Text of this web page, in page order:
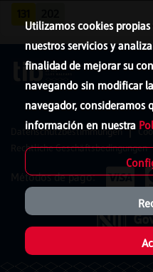
Utilizamos cookies
nuestros servicios y
finalidad de mejorar su
navegando sin modificar
navegador, consideramos
información en nuestra
Datenschutzbestimmungen
Rechtliche Geschäftsbedingungen
Métodos de pago: